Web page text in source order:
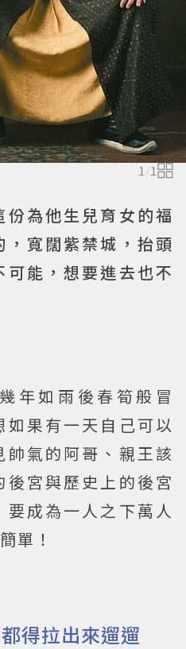
1 /1
為他生兒育女的福
寬闊紫禁城，抬頭
能，想要進去也不
年如雨後春筍般冒
果有一天自己可以
氣的阿哥、親王該
宮與歷史上的後宮
成為一人之下萬人
單！
得拉出來遛遛